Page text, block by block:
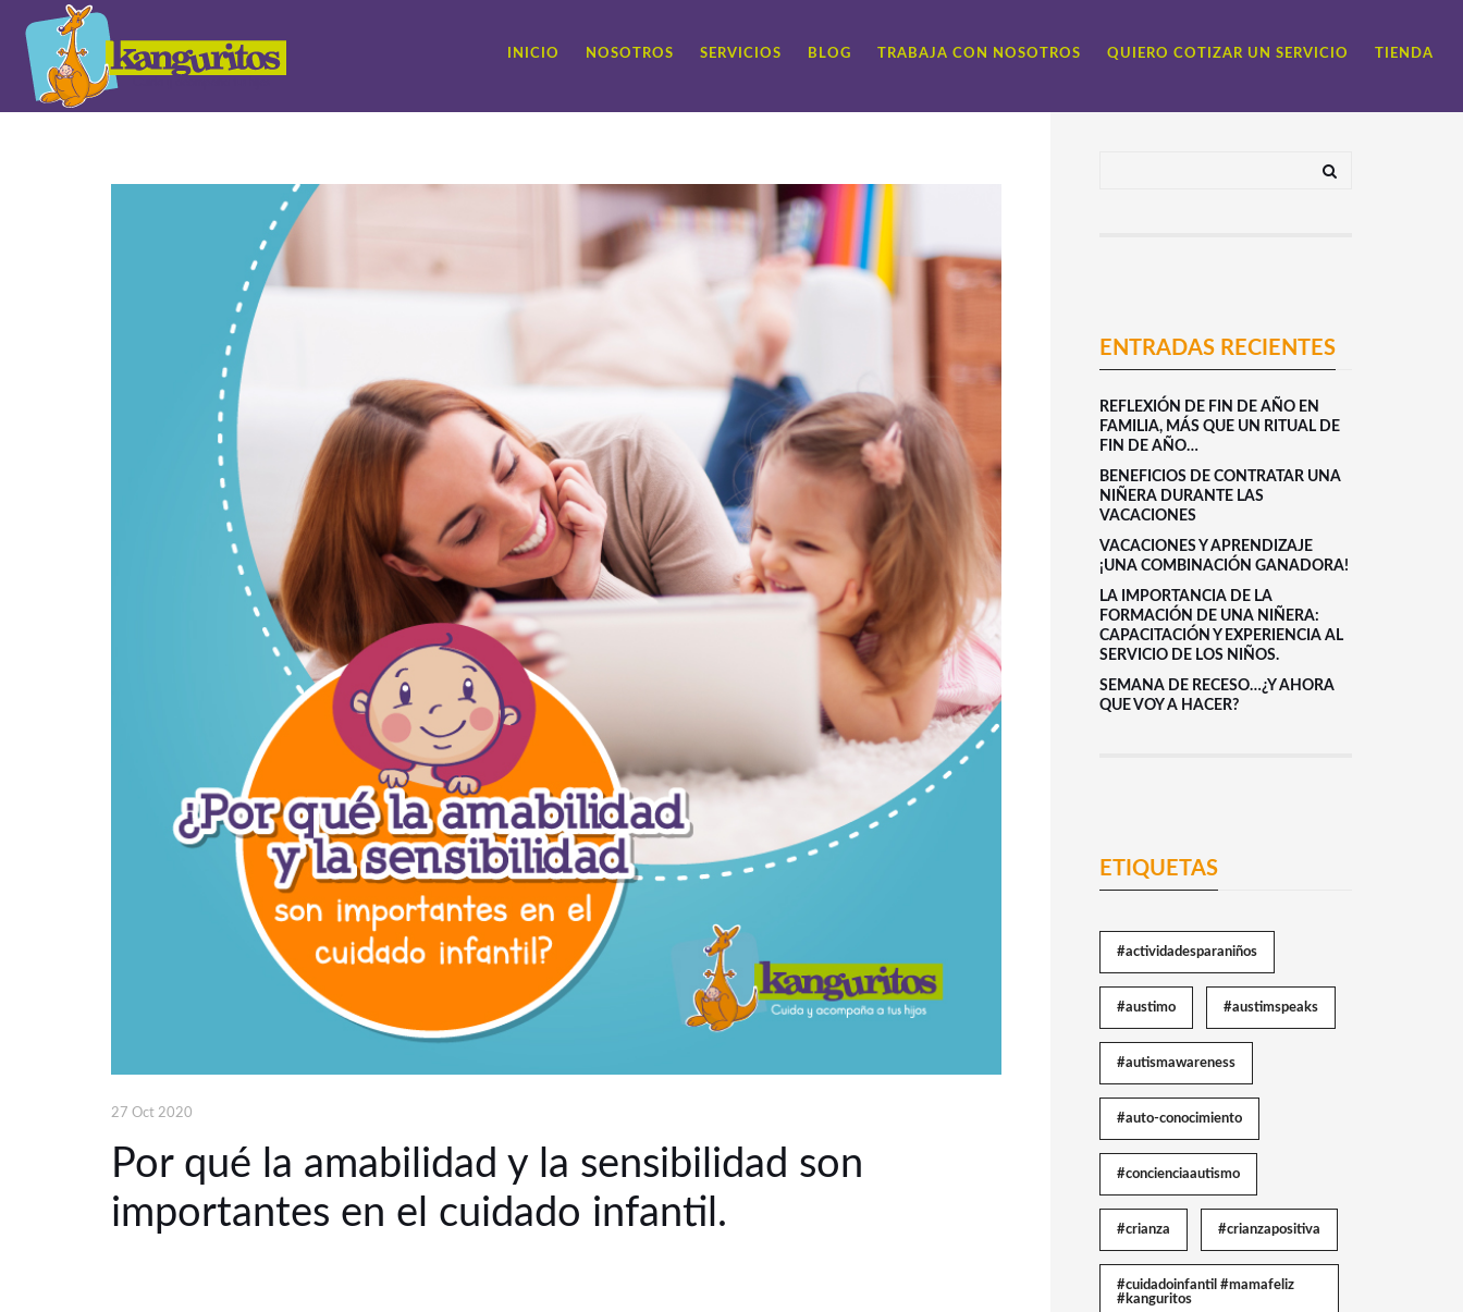
INICIO NOSOTROS SERVICIOS BLOG TRABAJA CON NOSOTROS QUIERO COTIZAR UN SERVICIO TIENDA
27 Oct 2020
Por qué la amabilidad y la sensibilidad son
importantes en el cuidado infantil.
ENTRADAS RECIENTES
REFLEXIÓN DE FIN DE AÑO EN
FAMILIA, MÁS QUE UN RITUAL DE
FIN DE AÑO…
BENEFICIOS DE CONTRATAR UNA
NIÑERA DURANTE LAS
VACACIONES
VACACIONES Y APRENDIZAJE
¡UNA COMBINACIÓN GANADORA!
LA IMPORTANCIA DE LA
FORMACIÓN DE UNA NIÑERA:
CAPACITACIÓN Y EXPERIENCIA AL
SERVICIO DE LOS NIÑOS.
SEMANA DE RECESO…¿Y AHORA
QUE VOY A HACER?
ETIQUETAS
#actividadesparaniños
#austimo #austimspeaks
#autismawareness
#auto-conocimiento
#concienciaautismo
#crianza #crianzapositiva
#cuidadoinfantil #mamafeliz
#kanguritos